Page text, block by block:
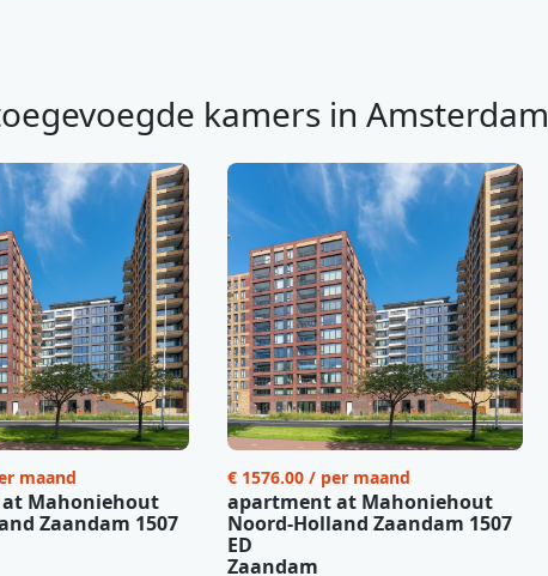
kamers in Amsterdam
maand
Mahoniehout
Zaandam 1507
€ 1576.00 / per maand
apartment at Mahoniehout
Noord-Holland Zaandam 1507
ED
Zaandam